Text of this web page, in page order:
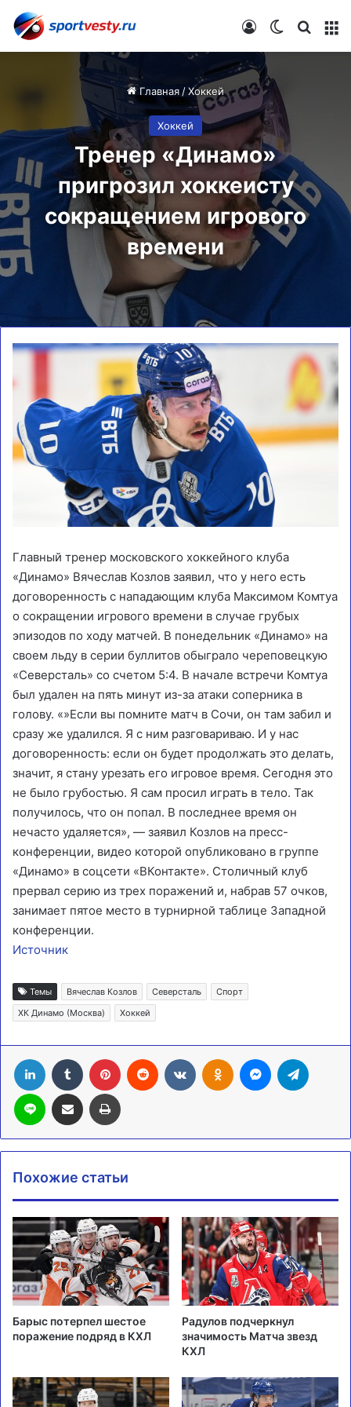
Switch skin
Войти
Главная /Хоккей
Хоккей
Тренер «Динамо»
пригрозил хоккеисту
сокращением игрового
времени
Главный тренер московского хоккейного клуба
«Динамо» Вячеслав Козлов заявил, что у него есть
договоренность с нападающим клуба Максимом Комтуа
о сокращении игрового времени в случае грубых
эпизодов по ходу матчей. В понедельник «Динамо» на
своем льду в серии буллитов обыграло череповецкую
«Северсталь» со счетом 5:4. В начале встречи Комтуа
был удален на пять минут из-за атаки соперника в
голову. «»Если вы помните матч в Сочи, он там забил и
сразу же удалился. Я с ним разговариваю. И у нас
договоренность: если он будет продолжать это делать,
значит, я стану урезать его игровое время. Сегодня это
не было грубостью. Я сам просил играть в тело. Так
получилось, что он попал. В последнее время он
нечасто удаляется», — заявил Козлов на пресс-
конференции, видео которой опубликовано в группе
«Динамо» в соцсети «ВКонтакте». Столичный клуб
прервал серию из трех поражений и, набрав 57 очков,
занимает пятое место в турнирной таблице Западной
конференции.
Источник
Темы Вячеслав Козлов Северсталь
Спорт
ХК Динамо (Москва)
Хоккей
LinkedIn Tumblr Pinterest Reddit ВконтактеОдноклассники
Messenger
Line Поделиться через электронную почту Печатать
Похожие статьи
Барыс потерпел шестое
поражение подряд в КХЛ
Радулов подчеркнул
значимость Матча звезд
КХЛ